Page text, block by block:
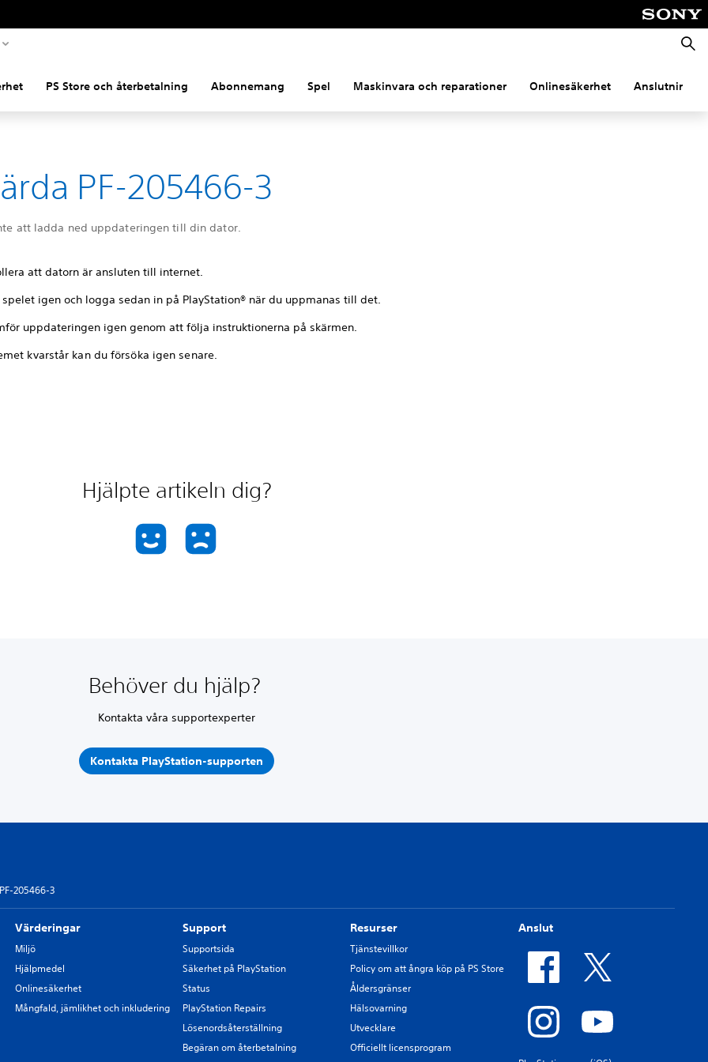
Sök
PS Store och återbetalning Abonnemang Spel Maskinvara och reparationer Onlinesäkerhet Anslutning
PF-205466-3
att ladda ned uppdateringen till din dator.
att datorn är ansluten till internet.
spelet igen och logga sedan in på PlayStation® när du uppmanas till det.
uppdateringen igen genom att följa instruktionerna på skärmen.
kvarstår kan du försöka igen senare.
Hjälpte artikeln dig?
Behöver du hjälp?
Kontakta våra supportexperter
Kontakta PlayStation-supporten
PF-205466-3
Värderingar
Miljö
Hjälpmedel
Onlinesäkerhet
Mångfald, jämlikhet och inkludering
Support
Supportsida
Säkerhet på PlayStation
Status
PlayStation Repairs
Lösenordsåterställning
Begäran om återbetalning
Resurser
Tjänstevillkor
Policy om att ångra köp på PS Store
Åldersgränser
Hälsovarning
Utvecklare
Officiellt licensprogram
Anslut